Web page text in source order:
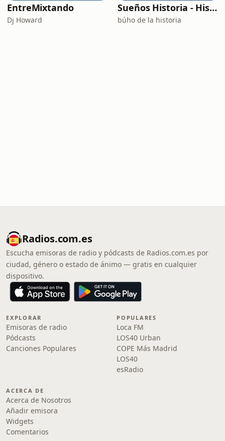
EntreMixtando
Dj Howard
Sueños Historia - Histórico Podcast de historia relajada para dormir
búho de la historia
Radios.com.es
Escucha emisoras de radio y pódcasts de Radios.com.es por
ciudad, género o estado de ánimo — gratis en cualquier
dispositivo.
EXPLORAR
Emisoras de radio
Pódcasts
Canciones Populares
POPULARES
Loca FM
LOS40 Urban
COPE Más Madrid
LOS40
esRadio
ACERCA DE
Acerca de Nosotros
Añadir emisora
Widgets
Comentarios